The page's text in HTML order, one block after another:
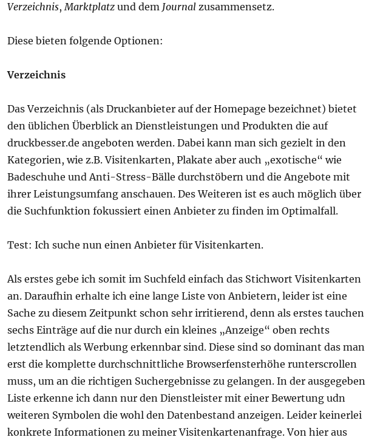
Verzeichnis,Marktplatzund dem Journalzusammensetz.
Diese bieten folgende Optionen:
Verzeichnis
Das Verzeichnis (als Druckanbieter auf der Homepage bezeichnet) bietet
den üblichen Überblick an Dienstleistungen und Produkten die auf
druckbesser.de angeboten werden. Dabei kann man sich gezielt in den
Kategorien, wie z.B. Visitenkarten, Plakate aber auch „exotische“ wie
Badeschuhe und Anti-Stress-Bälle durchstöbern und die Angebote mit
ihrer Leistungsumfang anschauen. Des Weiteren ist es auch möglich über
die Suchfunktion fokussiert einen Anbieter zu finden im Optimalfall.
Test: Ich suche nun einen Anbieter für Visitenkarten.
Als erstes gebe ich somit im Suchfeld einfach das Stichwort Visitenkarten
an. Daraufhin erhalte ich eine lange Liste von Anbietern, leider ist eine
Sache zu diesem Zeitpunkt schon sehr irritierend, denn als erstes tauchen
sechs Einträge auf die nur durch ein kleines „Anzeige“ oben rechts
letztendlich als Werbung erkennbar sind. Diese sind so dominant das man
erst die komplette durchschnittliche Browserfensterhöhe runterscrollen
muss, um an die richtigen Suchergebnisse zu gelangen. In der ausgegeben
Liste erkenne ich dann nur den Dienstleister mit einer Bewertung udn
weiteren Symbolen die wohl den Datenbestand anzeigen. Leider keinerlei
konkrete Informationen zu meiner Visitenkartenanfrage. Von hier aus